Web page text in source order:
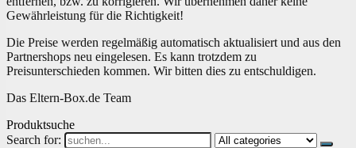
Gewährleistung für die Richtigkeit!
Die Preise werden regelmäßig automatisch aktualisiert und aus den
Partnershops neu eingelesen. Es kann trotzdem zu
Preisunterschieden kommen. Wir bitten dies zu entschuldigen.
Das Eltern-Box.de Team
Produktsuche
Search for: